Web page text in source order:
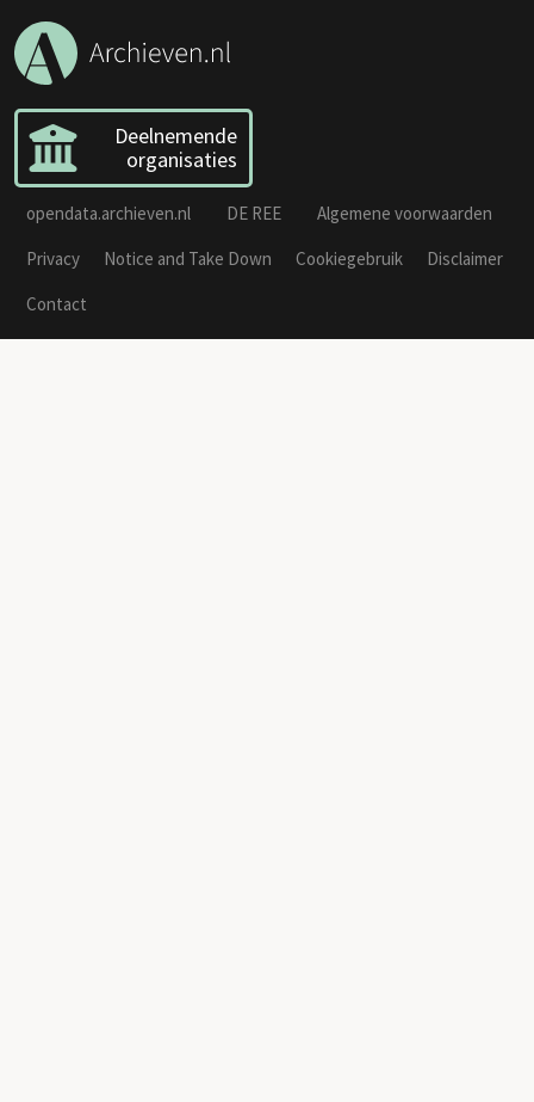
Deelnemende
organisaties
opendata.archieven.nl DE REE
Algemene voorwaarden
Privacy
Notice and Take Down Cookiegebruik
Disclaimer
Contact